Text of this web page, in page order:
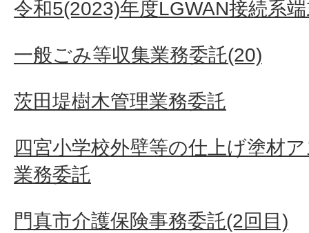
令和5(2023)年度LGWAN接続系
一般ごみ等収集業務委託(20)
茨田堤樹木管理業務委託
四宮小学校外壁等の仕上げ塗材
業務委託
門真市介護保険事務委託(2回目)